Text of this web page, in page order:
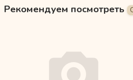
Рекомендуем посмотреть